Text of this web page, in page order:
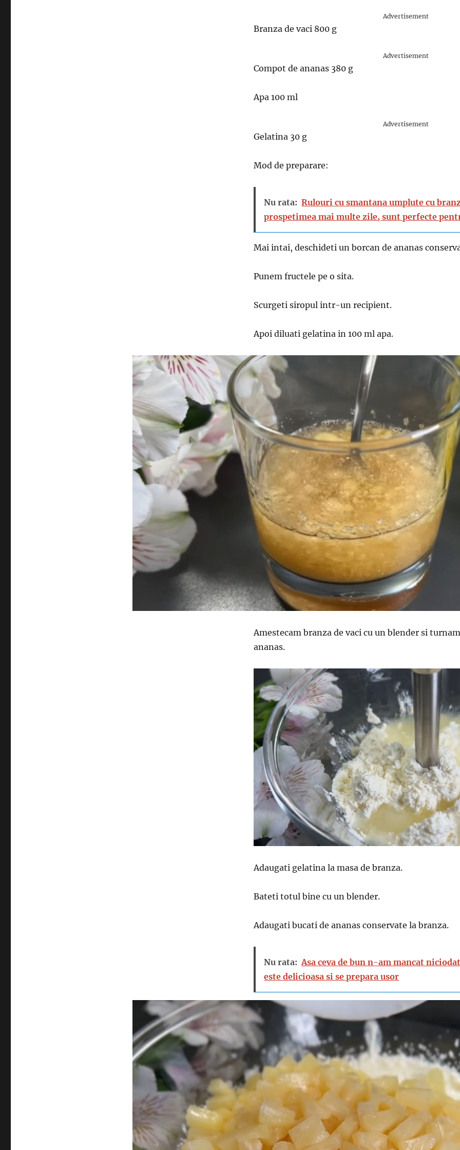
Advertisement
Branza de vaci 800 g
Advertisement
Compot de ananas 380 g
Apa 100 ml
Advertisement
Gelatina 30 g
Mod de preparare:
Nu rata: Rulouri cu smantana umplute cu
prospetimea mai multe zile, sunt perfecte
Mai intai, deschideti un borcan de ananas
Punem fructele pe o sita.
Scurgeti siropul intr-un recipient.
Apoi diluati gelatina in 100 ml apa.
Amestecam branza de vaci cu un blender si
ananas.
Adaugati gelatina la masa de branza.
Bateti totul bine cu un blender.
Adaugati bucati de ananas conservate la branza.
Nu rata: Asa ceva de bun n-am mancat
este delicioasa si se prepara usor